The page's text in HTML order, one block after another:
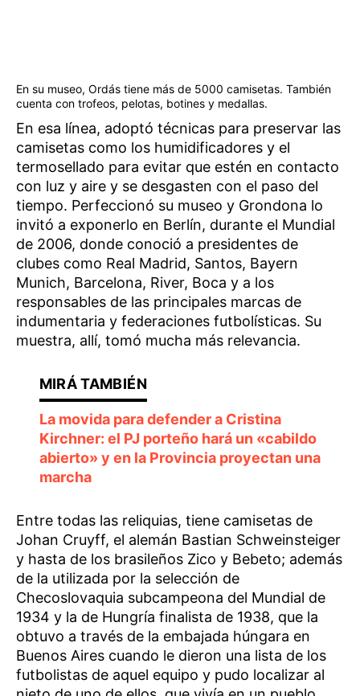
En su museo, Ordás tiene más de 5000 camisetas. También
cuenta con trofeos, pelotas, botines y medallas.
En esa línea, adoptó técnicas para preservar las
camisetas como los humidificadores y el
termosellado para evitar que estén en contacto
con luz y aire y se desgasten con el paso del
tiempo. Perfeccionó su museo y Grondona lo
invitó a exponerlo en Berlín, durante el Mundial
de 2006, donde conoció a presidentes de
clubes como Real Madrid, Santos, Bayern
Munich, Barcelona, River, Boca y a los
responsables de las principales marcas de
indumentaria y federaciones futbolísticas. Su
muestra, allí, tomó mucha más relevancia.
La movida para defender a Cristina
Kirchner: el PJ porteño hará un «cabildo
abierto» y en la Provincia proyectan una
marcha
Entre todas las reliquias, tiene camisetas de
Johan Cruyff, el alemán Bastian Schweinsteiger
y hasta de los brasileños Zico y Bebeto; además
de la utilizada por la selección de
Checoslovaquia subcampeona del Mundial de
1934 y la de Hungría finalista de 1938, que la
obtuvo a través de la embajada húngara en
Buenos Aires cuando le dieron una lista de los
futbolistas de aquel equipo y pudo localizar al